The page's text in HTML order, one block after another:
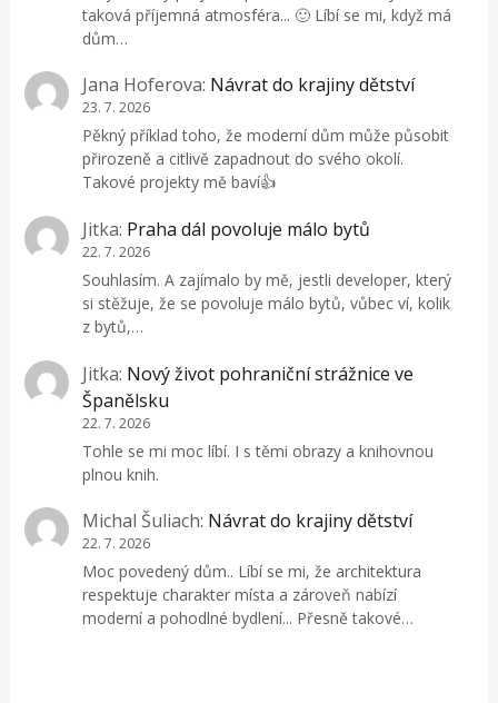
taková příjemná atmosféra... 🙂 Líbí se mi, když má
dům…
Jana Hoferova: Návrat do krajiny dětství
23. 7. 2026
Pěkný příklad toho, že moderní dům může působit
přirozeně a citlivě zapadnout do svého okolí.
Takové projekty mě baví👍
Jitka: Praha dál povoluje málo bytů
22. 7. 2026
Souhlasím. A zajímalo by mě, jestli developer, který
si stěžuje, že se povoluje málo bytů, vůbec ví, kolik
z bytů,…
Jitka: Nový život pohraniční strážnice ve
Španělsku
22. 7. 2026
Tohle se mi moc líbí. I s těmi obrazy a knihovnou
plnou knih.
Michal Šuliach: Návrat do krajiny dětství
22. 7. 2026
Moc povedený dům.. Líbí se mi, že architektura
respektuje charakter místa a zároveň nabízí
moderní a pohodlné bydlení... Přesně takové…